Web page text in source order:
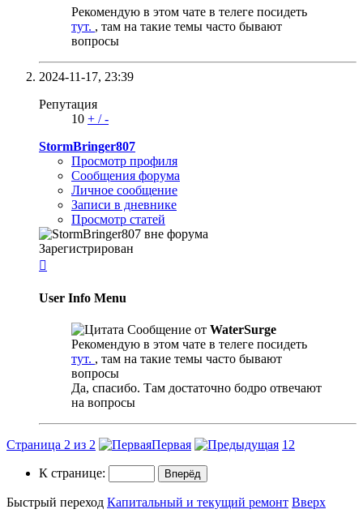
Рекомендую в этом чате в телеге посидеть
тут. , там на такие темы часто бывают
вопросы
2024-11-17, 23:39
Репутация
10 + /-
StormBringer807
Просмотр профиля
Сообщения форума
Личное сообщение
Записи в дневнике
Просмотр статей
Зарегистрирован

User Info Menu
Сообщение от WaterSurge
Рекомендую в этом чате в телеге посидеть
тут. , там на такие темы часто бывают
вопросы
Да, спасибо. Там достаточно бодро отвечают
на вопросы
Страница 2 из 2 Первая 1 2
К странице:
Быстрый переход Капитальный и текущий ремонт Вверх